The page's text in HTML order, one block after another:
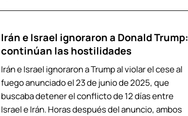
Irán e Israel ignoraron a Donald Trump:
continúan las hostilidades
Irán e Israel ignoraron a Trump al violar el cese al
fuego anunciado el 23 de junio de 2025, que
buscaba detener el conflicto de 12 días entre
Israel e Irán. Horas después del anuncio, ambos